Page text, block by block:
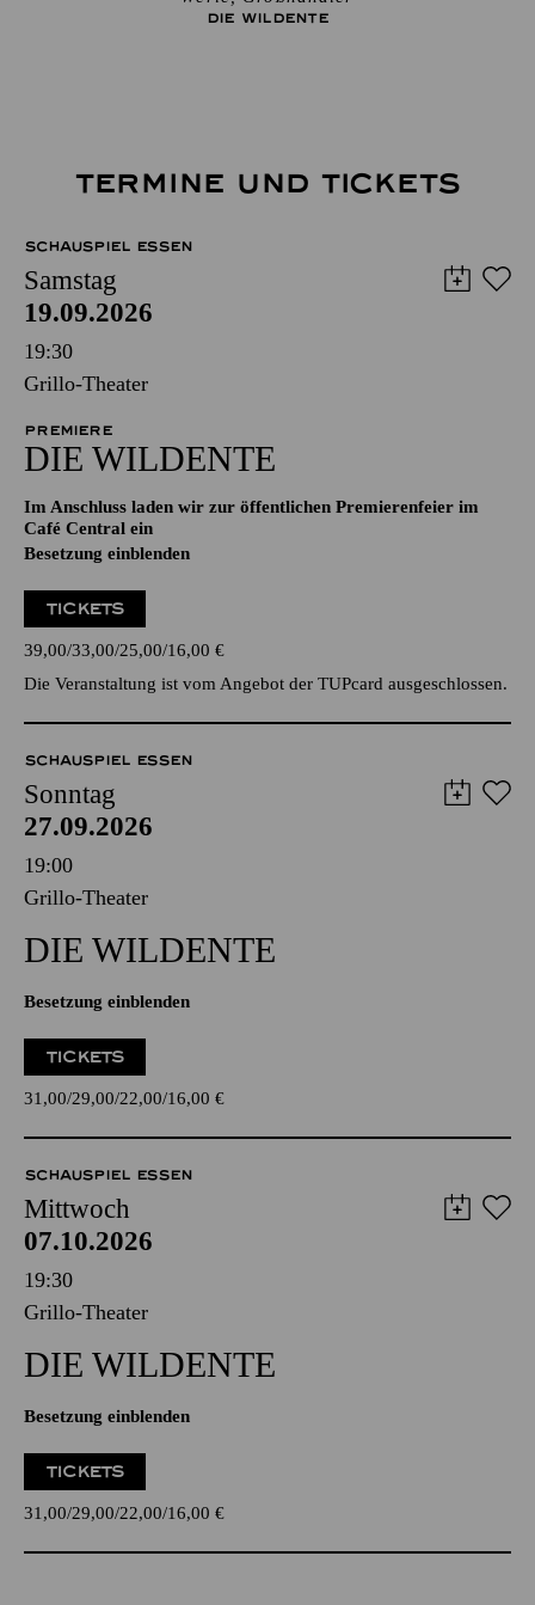
DIE WILDENTE
TERMINE UND TICKETS
SCHAUSPIEL ESSEN
Samstag
19.09.2026
19:30
Grillo-Theater
PREMIERE
DIE WILDENTE
Im Anschluss laden wir zur öffentlichen Premierenfeier im
Café Central ein
Besetzung einblenden
TICKETS
39,00 33,00 25,00 16,00 €
Die Veranstaltung ist vom Angebot der TUPcard ausgeschlossen.
SCHAUSPIEL ESSEN
Sonntag
27.09.2026
19:00
Grillo-Theater
DIE WILDENTE
Besetzung einblenden
TICKETS
31,00 29,00 22,00 16,00 €
SCHAUSPIEL ESSEN
Mittwoch
07.10.2026
19:30
Grillo-Theater
DIE WILDENTE
Besetzung einblenden
TICKETS
31,00 29,00 22,00 16,00 €